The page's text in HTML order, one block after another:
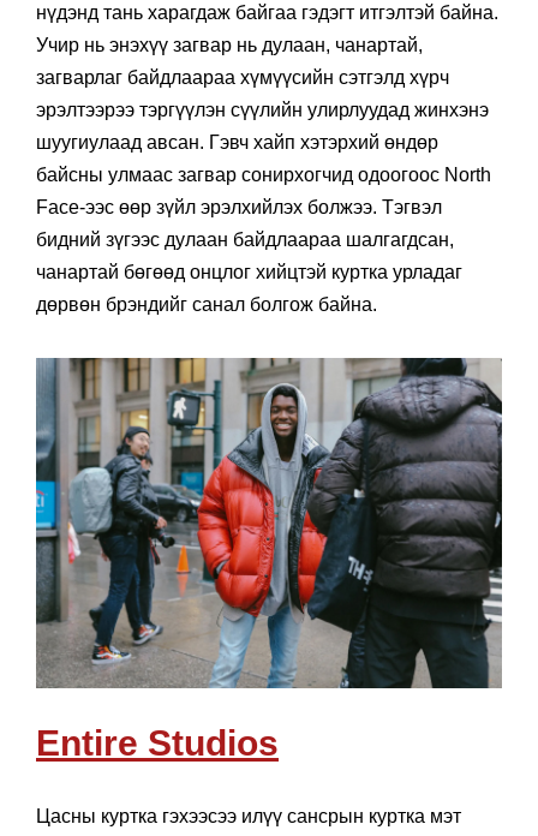
нүдэнд тань харагдаж байгаа гэдэгт итгэлтэй байна.
Учир нь энэхүү загвар нь дулаан, чанартай,
загварлаг байдлаараа хүмүүсийн сэтгэлд хүрч
эрэлтээрээ тэргүүлэн сүүлийн улирлуудад жинхэнэ
шуугиулаад авсан. Гэвч хайп хэтэрхий өндөр
байсны улмаас загвар сонирхогчид одоогоос North
Face-ээс өөр зүйл эрэлхийлэх болжээ. Тэгвэл
бидний зүгээс дулаан байдлаараа шалгагдсан,
чанартай бөгөөд онцлог хийцтэй куртка урладаг
дөрвөн брэндийг санал болгож байна.
Entire Studios
Цасны куртка гэхээсээ илүү сансрын куртка мэт